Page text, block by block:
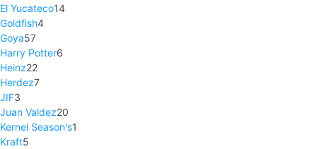
El Yucateco14
Goldfish4
Goya57
Harry Potter6
Heinz22
Herdez7
JIF3
Juan Valdez20
Kernel Season's1
Kraft5